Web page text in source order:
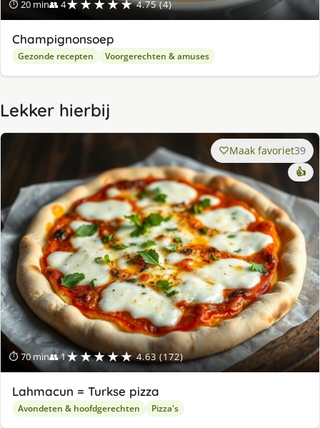
⏱ 20 min👥 4★★★★★ 4.75 (4)
Champignonsoep
Gezonde recepten Voorgerechten & amuses
Lekker hierbij
⏱ 70 min👥 1★★★★★ 4.63 (172)
Maak favoriet39
👍
Lahmacun = Turkse pizza
Avondeten & hoofdgerechten Pizza's